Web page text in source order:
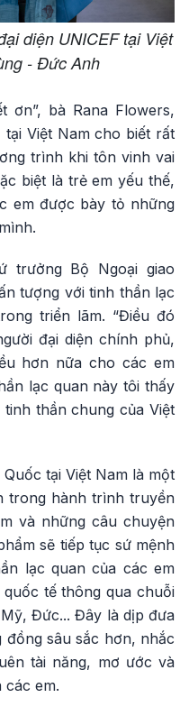
diện UNICEF tại Việt
- Đức Anh
ơn”, bà Rana Flowers,
tại Việt Nam cho biết rất
trình khi tôn vinh vai
biệt là trẻ em yếu thế,
em được bày tỏ những
trưởng Bộ Ngoại giao
tượng với tinh thần lạc
triển lãm. “Điều đó
đại diện chính phủ,
hơn nữa cho các em
lạc quan này tôi thấy
thần chung của Việt
tại Việt Nam là một
trong hành trình truyền
và những câu chuyện
sẽ tiếp tục sứ mệnh
lạc quan của các em
tế thông qua chuỗi
Đức... Đây là dịp đưa
đồng sâu sắc hơn, nhắc
tài năng, mơ ước và
các em.